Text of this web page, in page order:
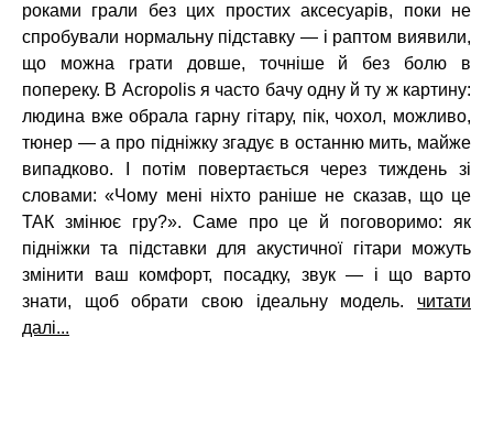
роками грали без цих простих аксесуарів, поки не
спробували нормальну підставку — і раптом виявили,
що можна грати довше, точніше й без болю в
попереку. В Acropolis я часто бачу одну й ту ж картину:
людина вже обрала гарну гітару, пік, чохол, можливо,
тюнер — а про підніжку згадує в останню мить, майже
випадково. І потім повертається через тиждень зі
словами: «Чому мені ніхто раніше не сказав, що це
ТАК змінює гру?». Саме про це й поговоримо: як
підніжки та підставки для акустичної гітари можуть
змінити ваш комфорт, посадку, звук — і що варто
знати, щоб обрати свою ідеальну модель. читати
далі...